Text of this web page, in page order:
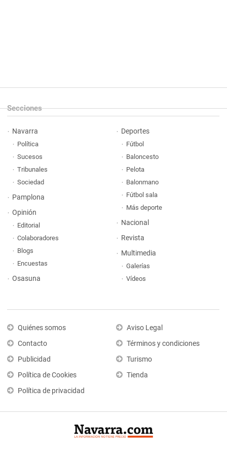
Secciones
Navarra
Política
Sucesos
Tribunales
Sociedad
Pamplona
Opinión
Editorial
Colaboradores
Blogs
Encuestas
Osasuna
Deportes
Fútbol
Baloncesto
Pelota
Balonmano
Fútbol sala
Más deporte
Nacional
Revista
Multimedia
Galerías
Vídeos
Quiénes somos
Contacto
Publicidad
Política de Cookies
Política de privacidad
Aviso Legal
Términos y condiciones
Turismo
Tienda